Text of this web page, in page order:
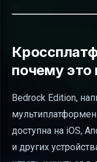
почему это
Bedrock Edition,
доступна на iOS,
и других